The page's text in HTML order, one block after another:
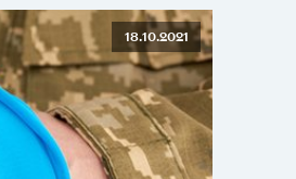
18.10.2021